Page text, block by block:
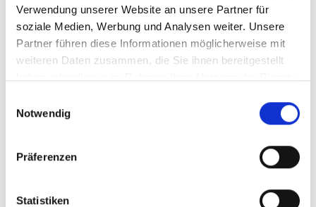
Verwendung unserer Website an unsere Partner für
soziale Medien, Werbung und Analysen weiter. Unsere
Partner führen diese Informationen möglicherweise mit
weiteren Daten zusammen, die Sie ihnen bereitgestellt
Notwendig
Präferenzen
Statistiken
ÄHNLICHE PRODUKTE
-40%
Hoodie Wardrobe